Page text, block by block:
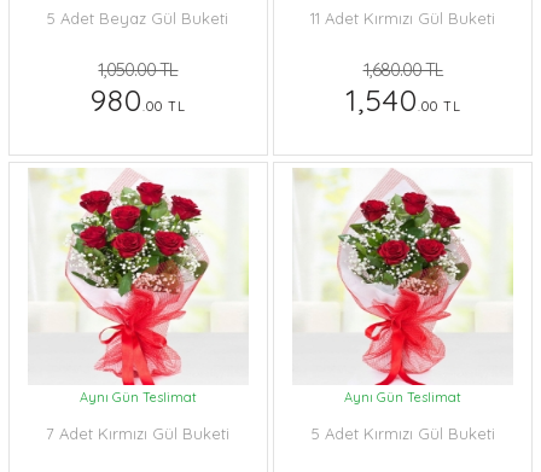
5 Adet Beyaz Gül Buketi
1,050.00 TL
980.00 TL
11 Adet Kırmızı Gül Buketi
1,680.00 TL
1,540.00 TL
Aynı Gün Teslimat
7 Adet Kırmızı Gül Buketi
Aynı Gün Teslimat
5 Adet Kırmızı Gül Buketi